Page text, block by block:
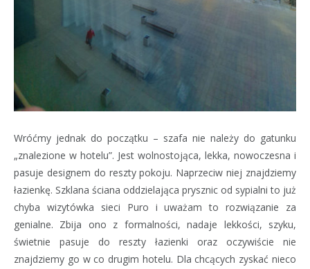
Wróćmy jednak do początku – szafa nie należy do gatunku
„znalezione w hotelu”. Jest wolnostojąca, lekka, nowoczesna i
pasuje designem do reszty pokoju. Naprzeciw niej znajdziemy
łazienkę. Szklana ściana oddzielająca prysznic od sypialni to już
chyba wizytówka sieci Puro i uważam to rozwiązanie za
genialne. Zbija ono z formalności, nadaje lekkości, szyku,
świetnie pasuje do reszty łazienki oraz oczywiście nie
znajdziemy go w co drugim hotelu. Dla chcących zyskać nieco